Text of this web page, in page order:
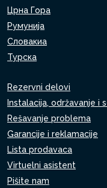
Црна Гора
Румунија
Словакиа
Турска
Rezervni delovi
Instalacija, održavanje i
Rešavanje problema
Garancije i reklamacije
Lista prodavaca
Virtuelni asistent
Pišite nam